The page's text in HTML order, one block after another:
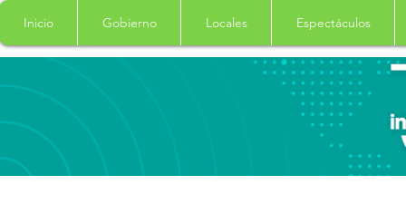
Inicio Gobierno Locales Espectáculos